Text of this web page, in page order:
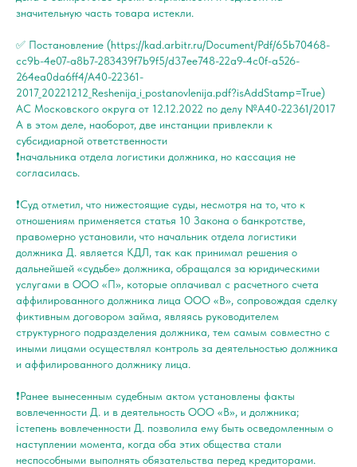
значительную часть товара истекли.
✅ Постановление (https://kad.arbitr.ru/Document/Pdf/65b70468-
cc9b-4e07-a8b7-283439f7b9f5/d37ee748-22a9-4c0f-a526-
264ea0da6ff4/A40-22361-
2017_20221212_Reshenija_i_postanovlenija.pdf?isAddStamp=True)
АС Московского округа от 12.12.2022 по делу №А40-22361/2017
А в этом деле, наоборот, две инстанции привлекли к
субсидиарной ответственности
❗️начальника отдела логистики должника, но кассация не
согласилась.
❗️Суд отметил, что нижестоящие суды, несмотря на то, что к
отношениям применяется статья 10 Закона о банкротстве,
правомерно установили, что начальник отдела логистики
должника Д. является КДЛ, так как принимал решения о
дальнейшей «судьбе» должника, обращался за юридическими
услугами в ООО «П», которые оплачивал с расчетного счета
аффилированного должника лица ООО «В», сопровождая сделку
фиктивным договором займа, являясь руководителем
структурного подразделения должника, тем самым совместно с
иными лицами осуществлял контроль за деятельностью должника
и аффилированного должнику лица.
❗️Ранее вынесенным судебным актом установлены факты
вовлеченности Д. и в деятельность ООО «В», и должника;
ℹ️степень вовлеченности Д. позволила ему быть осведомленным о
наступлении момента, когда оба этих общества стали
неспособными выполнять обязательства перед кредиторами.